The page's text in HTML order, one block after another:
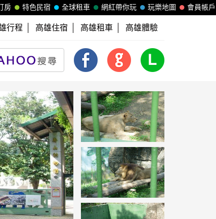
會員帳戶
玩樂地圖
網紅帶你玩
全球租車
特色民宿
房
行程 高雄住宿 高雄租車 高雄體驗